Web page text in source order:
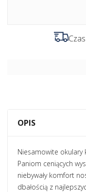
OPIS
Niesamowite okulary
Paniom ceniących
niebywały komfort
dbałością z